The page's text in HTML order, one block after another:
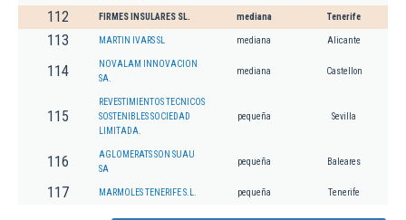
112 FIRMES INSULARES SL. mediana Tenerife
113 MARTIN IVARS SL mediana Alicante
114
NOVALAM INNOVACION
SA.
mediana Castellon
115
REVESTIMIENTOS TECNICOS
SOSTENIBLES SOCIEDAD
LIMITADA.
pequeña Sevilla
116
AGLOMERATS SON SUAU
SA
pequeña Baleares
117 MARMOLES TENERIFE S.L. pequeña Tenerife